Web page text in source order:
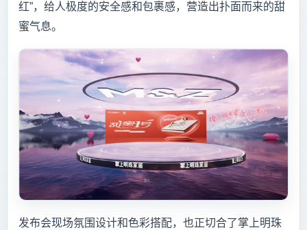
红”，给人极度的安全感和包裹感，营造出扑面而来的甜
蜜气息。
发布会现场氛围设计和色彩搭配，也正切合了掌上明珠